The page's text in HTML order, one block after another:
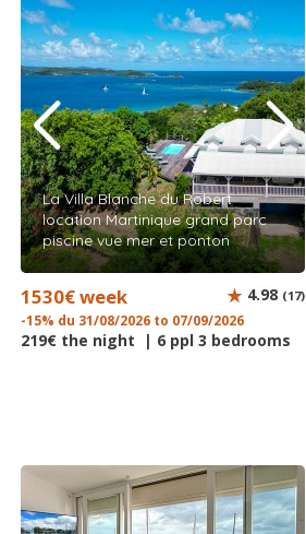
La Villa Blanche du Robert
location Martinique grand parc
piscine vue mer et ponton
1530€ week
-15% du 31/08/2026 to 07/09/2026
219€ the night | 6 ppl 3 bedrooms
4.98 (17)